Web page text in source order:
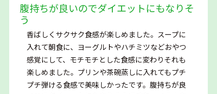
腹持ちが良いのでダイエットにもなりそ
う
香ばしくサクサク食感が楽しめました。スープに
入れて朝食に、ヨーグルトやハチミツなどおやつ
感覚にして、モチモチとした食感に変わりそれも
楽しめました。プリンや茶碗蒸しに入れてもプチ
プチ弾ける食感で美味しかったです。腹持ちが良